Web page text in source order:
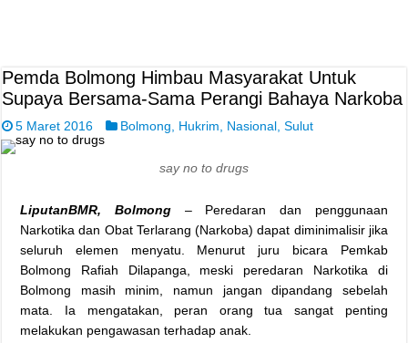
Pemda Bolmong Himbau Masyarakat Untuk
Supaya Bersama-Sama Perangi Bahaya Narkoba
5 Maret 2016 Bolmong Hukrim Nasional ,Sulut
say no to drugs
LiputanBMR, Bolmong – Peredaran dan penggunaan
Narkotika dan Obat Terlarang (Narkoba) dapat diminimalisir jika
seluruh elemen menyatu. Menurut juru bicara Pemkab
Bolmong Rafiah Dilapanga, meski peredaran Narkotika di
Bolmong masih minim, namun jangan dipandang sebelah
mata. Ia mengatakan, peran orang tua sangat penting
melakukan pengawasan terhadap anak.